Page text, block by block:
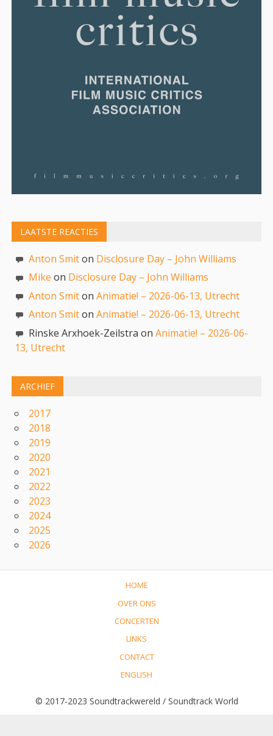
LAATSTE REACTIES
Anton Smiton Disclosure Day – John Williams
Mike on Disclosure Day – John Williams
Anton SmitonAnimatie! – 2026-06-13, Utrecht
Anton SmitonAnimatie! – 2026-06-13, Utrecht
Rinske Arxhoek-Zeilstra onAnimatie! – 2026-06-
13, Utrecht
ARCHIEF
2017
2018
2019
2020
2021
2022
2023
2024
2025
2026
HOME
OVER ONS
CONCERTEN
LINKS
CONTACT
ENGLISH
© 2017-2023 Soundtrackwereld / Soundtrack World